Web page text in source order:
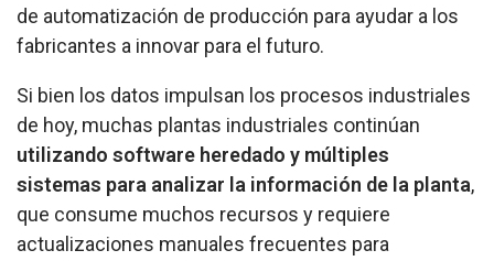
de automatización de producción para ayudar a los
fabricantes a innovar para el futuro.
Si bien los datos impulsan los procesos industriales
de hoy, muchas plantas industriales continúan
utilizando software heredado y múltiples
sistemas para analizar la información de la planta,
que consume muchos recursos y requiere
actualizaciones manuales frecuentes para